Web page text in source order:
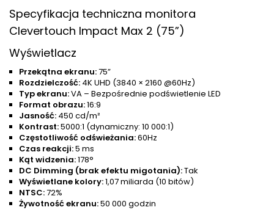
Specyfikacja techniczna monitora
Clevertouch Impact Max 2 (75”)
Wyświetlacz
Przekątna ekranu:75”
Rozdzielczość: 4K UHD (3840 × 2160 @60Hz)
Typ ekranu:VA – Bezpośrednie podświetlenie LED
Format obrazu:16:9
Jasność: 450 cd/m²
Kontrast:5000:1 (dynamiczny: 10 000:1)
Częstotliwość odświeżania:60Hz
Czas reakcji:5 ms
Kąt widzenia:178°
DC Dimming (brak efektu migotania):Tak
Wyświetlane kolory:1,07 miliarda (10 bitów)
NTSC:72%
Żywotność ekranu:50 000 godzin